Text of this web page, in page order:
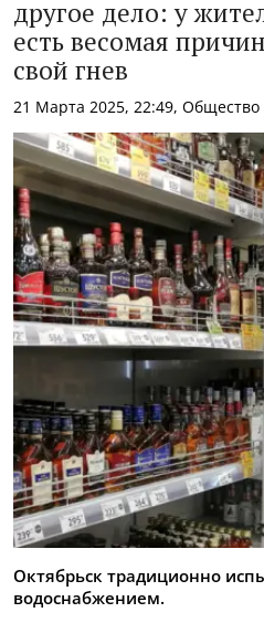
другое дело: у
есть весомая
свой гнев
21 Марта 2025, 22:49, Общество
Октябрьск традиционно
водоснабжением.